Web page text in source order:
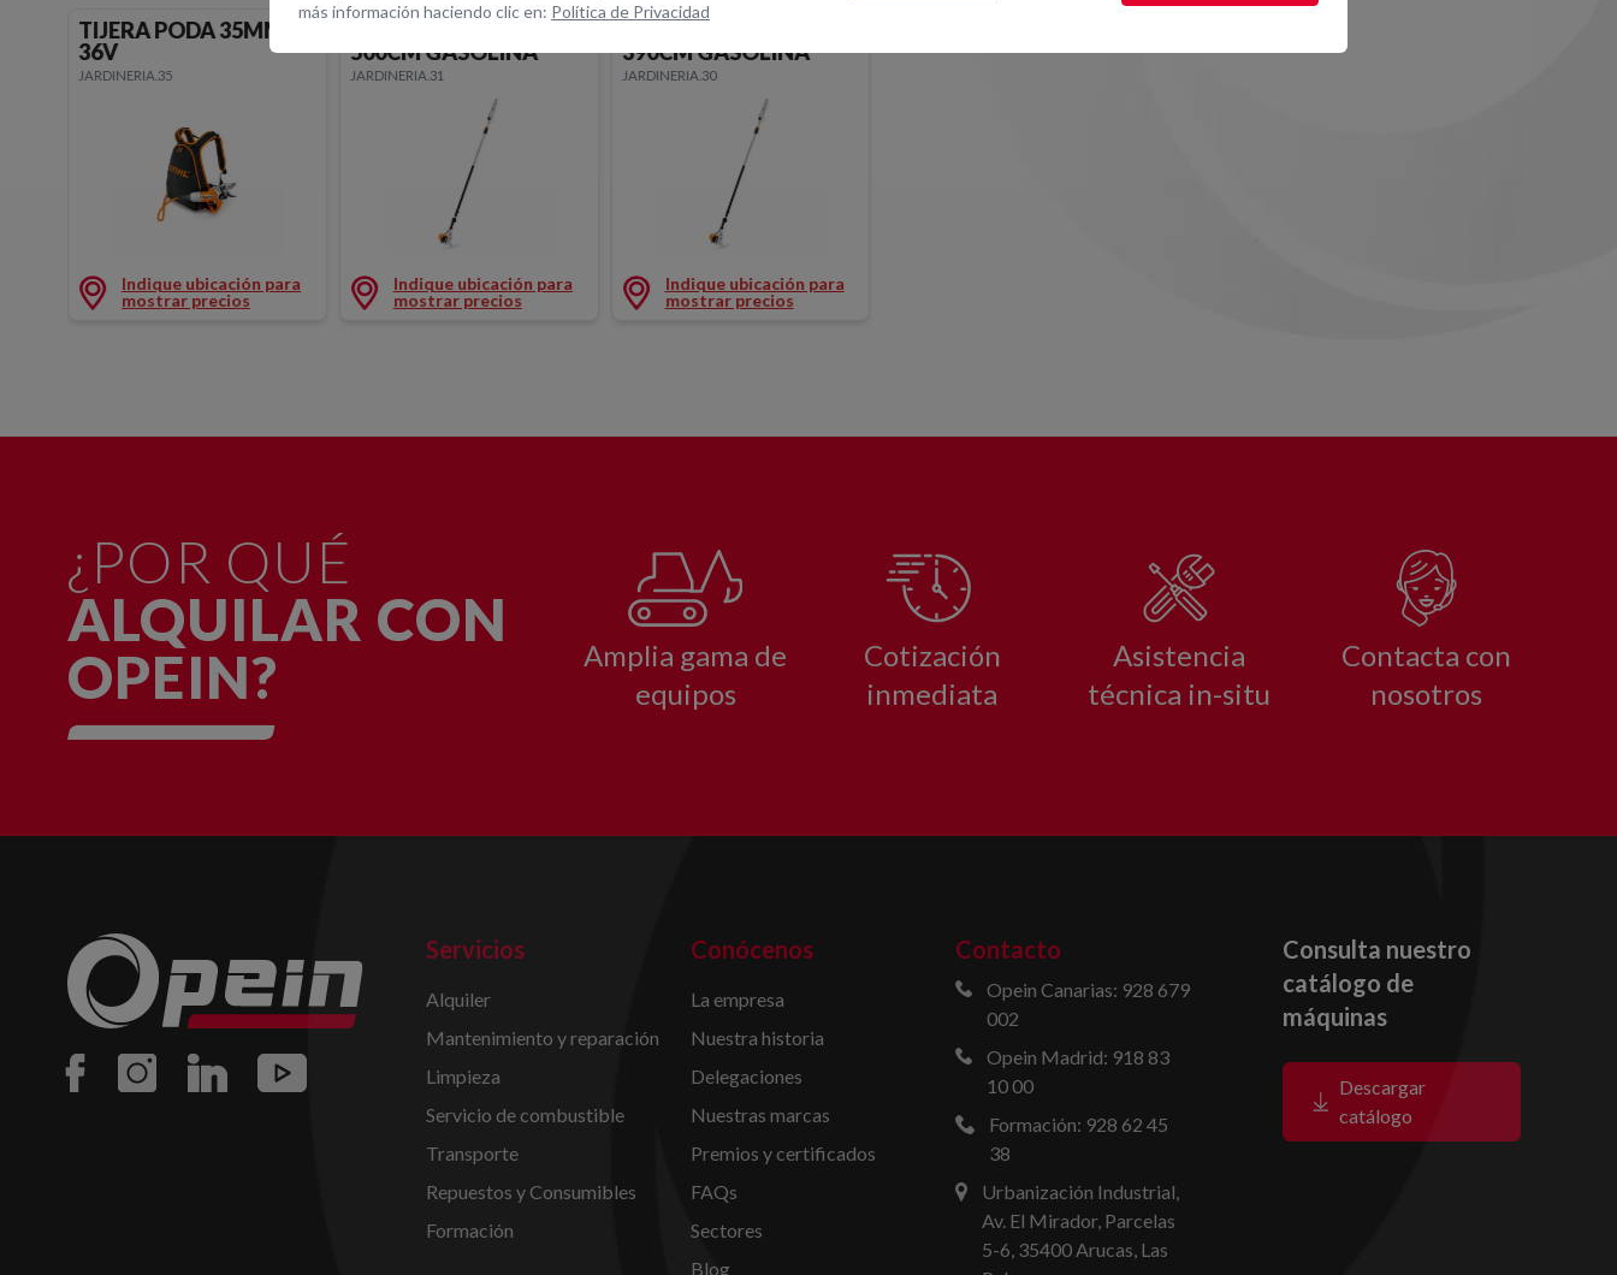
TIJERA PODA 35MM
36V
JARDINERIA.35
Indique ubicación para
mostrar precios
500CM GASOLINA
JARDINERIA.31
Indique ubicación para
mostrar precios
390CM GASOLINA
JARDINERIA.30
Indique ubicación para
mostrar precios
¿POR QUÉ
ALQUILAR CON
OPEIN?
Amplia gama de
equipos
Cotización
inmediata
Asistencia
técnica in-situ
Contacta con
nosotros
Servicios
Alquiler
Mantenimiento y reparación
Limpieza
Servicio de combustible
Transporte
Repuestos y Consumibles
Formación
Conócenos
La empresa
Nuestra historia
Delegaciones
Nuestras marcas
Premios y certificados
FAQs
Sectores
Blog
Contacto
Opein Canarias: 928 679
002
Opein Madrid: 918 83
10 00
Formación: 928 62 45
38
Urbanización Industrial,
Av. El Mirador, Parcelas
5-6, 35400 Arucas, Las
Consulta nuestro
catálogo de
máquinas
Descargar
catálogo
más información haciendo clic en: Política de Privacidad